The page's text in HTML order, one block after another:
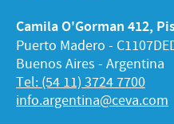
Camila O'Gorman 412,
Puerto Madero -
Buenos Aires - Argentina
Tel: (54 11) 3724 7700
info.argentina@ceva.com